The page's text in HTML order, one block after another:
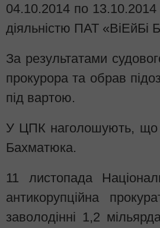
04.10.2014 по 13.10.2014
діяльністю ПАТ «ВіЕйБі
За результатами
прокурора та обрав
під вартою.
У ЦПК наголошують, що
Бахматюка.
11 листопада
антикорупційна
заволодінні 1,2